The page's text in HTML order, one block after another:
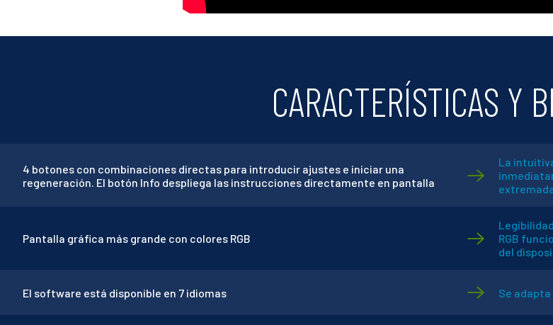
CARACTERÍSTICAS Y
4 botones con combinaciones directas para introducir ajustes e iniciar una
regeneración. El botón Info despliega las instrucciones directamente en pantalla
La
Pantalla gráfica más grande con colores RGB
RGB
del
El software está disponible en 7 idiomas Se